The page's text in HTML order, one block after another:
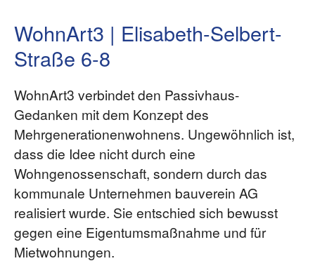
WohnArt3 | Elisabeth-Selbert-
Straße 6-8
WohnArt3 verbindet den Passivhaus-
Gedanken mit dem Konzept des
Mehrgenerationenwohnens. Ungewöhnlich ist,
dass die Idee nicht durch eine
Wohngenossenschaft, sondern durch das
kommunale Unternehmen bauverein AG
realisiert wurde. Sie entschied sich bewusst
gegen eine Eigentumsmaßnahme und für
Mietwohnungen.